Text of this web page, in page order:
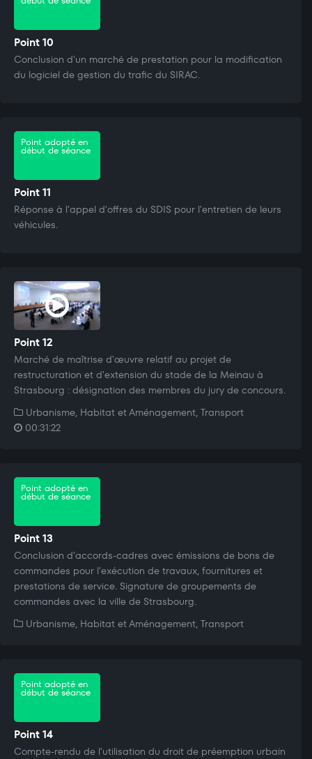
Point 10
Conclusion d'un marché de prestation pour la modification
du logiciel de gestion du trafic du SIRAC.
Point adopté en
début de séance
Point 11
Réponse à l'appel d'offres du SDIS pour l'entretien de leurs
véhicules.
Point 12
Marché de maîtrise d'œuvre relatif au projet de
restructuration et d'extension du stade de la Meinau à
Strasbourg : désignation des membres du jury de concours.
Urbanisme, Habitat et Aménagement, Transport
00:31:22
Point adopté en
début de séance
Point 13
Conclusion d'accords-cadres avec émissions de bons de
commandes pour l'exécution de travaux, fournitures et
prestations de service. Signature de groupements de
commandes avec la ville de Strasbourg.
Urbanisme, Habitat et Aménagement, Transport
Point adopté en
début de séance
Point 14
Compte-rendu de l'utilisation du droit de préemption urbain